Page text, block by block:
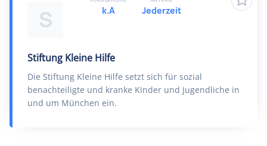
S
Stiftung Kleine Hilfe
Die Stiftung Kleine Hilfe setzt sich für sozial
benachteiligte und kranke Kinder und Jugendliche in
und um München ein.
k.A Jederzeit